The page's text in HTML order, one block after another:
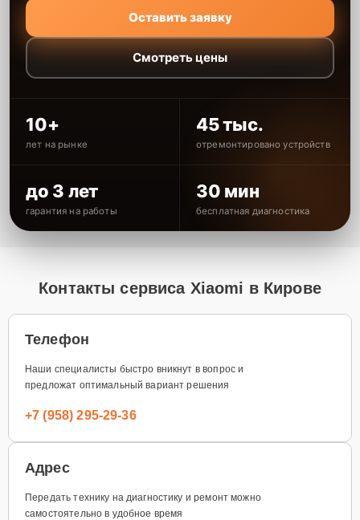
Оставить заявку
Смотреть цены
10+
лет на рынке
45 тыс.
отремонтировано устройств
до 3 лет
гарантия на работы
30 мин
бесплатная диагностика
Контакты сервиса Xiaomi в Кирове
Телефон
Наши специалисты быстро вникнут в вопрос и
предложат оптимальный вариант решения
+7 (958) 295-29-36
Адрес
Передать технику на диагностику и ремонт можно
самостоятельно в удобное время